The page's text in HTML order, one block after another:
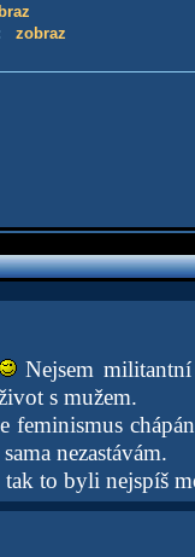
zobraz
Nejsem
s mužem.
feminismus
nezastávám.
to byli nejspíš